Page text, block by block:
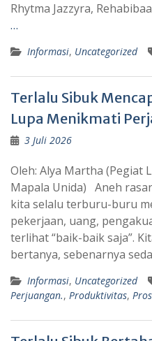
Rhytma Jazzyra,
…
Informasi, Uncategorized
Terlalu Sibuk
Lupa Menikmati
3 Juli 2026
Oleh: Alya Martha (Pegiat
Mapala Unida) Aneh
kita selalu terburu-buru
pekerjaan, uang,
terlihat “baik-baik saja”.
bertanya, sebenarnya
Informasi, Uncategorized
Perjuangan., Produktivitas,